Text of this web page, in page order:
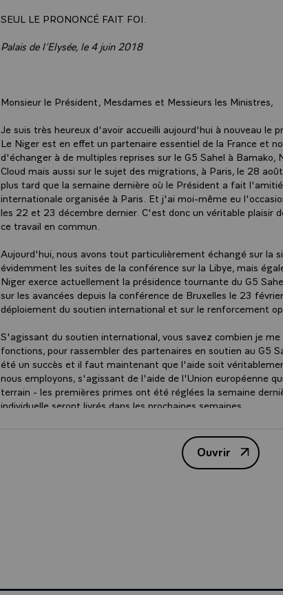
SEUL LE PRONONCÉ FAIT FOI.
Palais de l’Elysée, le 4 juin 2018
Monsieur le Président, Mesdames et Messieurs les Ministres,
Je suis très heureux d'avoir accueilli aujourd'hui à nouveau le
Le Niger est en effet un partenaire essentiel de la France et
d'échanger à de multiples reprises sur le G5 Sahel à Bamako,
Cloud mais aussi sur le sujet des migrations, à Paris, le 28
plus tard que la semaine dernière où le Président a fait
internationale organisée à Paris. Et j'ai moi-même eu
les 22 et 23 décembre dernier. C'est donc un véritable plaisir
ce travail en commun.
Aujourd'hui, nous avons tout particulièrement échangé sur la
évidemment les suites de la conférence sur la Libye, mais
Niger exerce actuellement la présidence tournante du G5
sur les avancées depuis la conférence de Bruxelles le 23
déploiement du soutien international et sur le renforcement
S'agissant du soutien international, vous savez combien je
fonctions, pour rassembler des partenaires en soutien au G5
été un succès et il faut maintenant que l'aide soit
nous employons, s'agissant de l'aide de l'Union européenne
terrain - les premières primes ont été réglées la semaine
individuelle seront livrés dans les prochaines semaines.
partenaires comme l'Arabie saoudite, soient rapidement
Ouvrir
Transcription -